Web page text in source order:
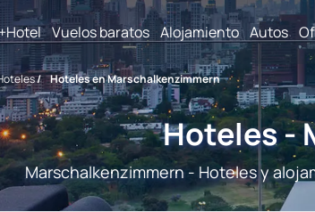
Vuelos baratos Alojamiento Autos
/ Hoteles en Marschalkenzimmern
Hoteles -
Marschalkenzimmern - Hoteles y